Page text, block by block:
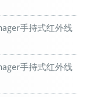
手持式红外线
手持式红外线